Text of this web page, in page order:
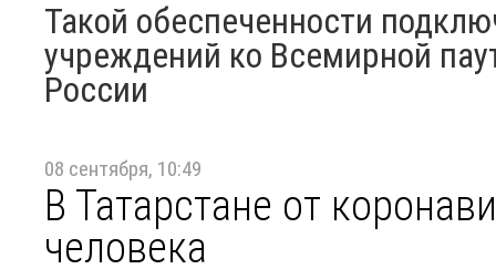
Такой обеспеченности
учреждений ко Всемирной
России
08 сентября, 10:49
В Татарстане от
человека